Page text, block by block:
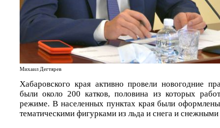
Михаил Дегтярев
Хабаровского края активно провели новогодние
были около 200 катков, половина из которых
режиме. В населенных пунктах края были
тематическими фигурками из льда и снега и снежными